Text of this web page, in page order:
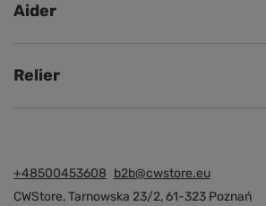
Aider
Relier
+48500453608 b2b@cwstore.eu
CWStore,Tarnowska 23/2,61-323 Poznań